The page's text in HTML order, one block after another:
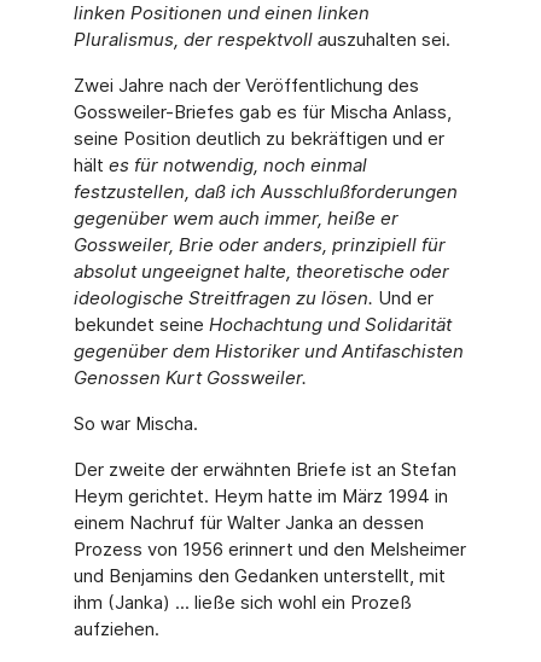
linken Positionen und einen linken
Pluralismus, der respektvoll auszuhalten sei.
Zwei Jahre nach der Veröffentlichung des
Gossweiler-Briefes gab es für Mischa Anlass,
seine Position deutlich zu bekräftigen und er
hält es für notwendig, noch einmal
festzustellen, daß ich Ausschlußforderungen
gegenüber wem auch immer, heiße er
Gossweiler, Brie oder anders, prinzipiell für
absolut ungeeignet halte, theoretische oder
ideologische Streitfragen zu lösen. Und er
bekundet seine Hochachtung und Solidarität
gegenüber dem Historiker und Antifaschisten
Genossen Kurt Gossweiler.
So war Mischa.
Der zweite der erwähnten Briefe ist an Stefan
Heym gerichtet. Heym hatte im März 1994 in
einem Nachruf für Walter Janka an dessen
Prozess von 1956 erinnert und den Melsheimer
und Benjamins den Gedanken unterstellt, mit
ihm (Janka) ... ließe sich wohl ein Prozeß
aufziehen.